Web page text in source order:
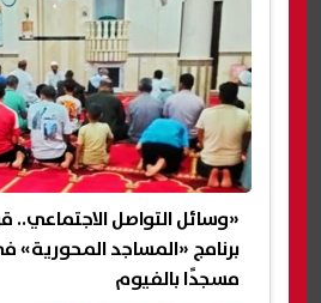
«وسائل التواصل الاجتماعي..
مسجدًا بالفيوم